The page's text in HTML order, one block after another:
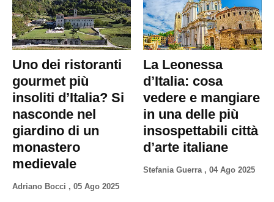
Uno dei ristoranti
gourmet più
insoliti d’Italia? Si
nasconde nel
giardino di un
monastero
medievale
Adriano Bocci , 05 Ago 2025
La Leonessa
d’Italia: cosa
vedere e mangiare
in una delle più
insospettabili città
d’arte italiane
Stefania Guerra , 04 Ago 2025